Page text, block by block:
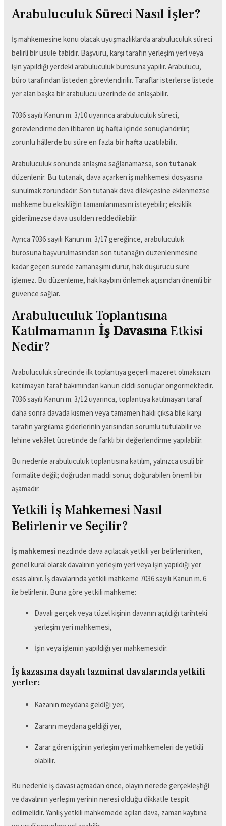
Arabuluculuk Süreci Nasıl İşler?
İş mahkemesine konu olacak uyuşmazlıklarda arabuluculuk süreci
belirli bir usule tabidir. Başvuru, karşı tarafın yerleşim yeri veya
işin yapıldığı yerdeki arabuluculuk bürosuna yapılır. Arabulucu,
büro tarafından listeden görevlendirilir. Taraflar isterlerse listede
yer alan başka bir arabulucu üzerinde de anlaşabilir.
7036 sayılı Kanun m. 3/10 uyarınca arabuluculuk süreci,
görevlendirmeden itibaren üç hafta içinde sonuçlandırılır;
zorunlu hâllerde bu süre en fazla bir hafta uzatılabilir.
Arabuluculuk sonunda anlaşma sağlanamazsa,son tutanak
düzenlenir. Bu tutanak, dava açarken iş mahkemesi dosyasına
sunulmak zorundadır. Son tutanak dava dilekçesine eklenmezse
mahkeme bu eksikliğin tamamlanmasını isteyebilir; eksiklik
giderilmezse dava usulden reddedilebilir.
Ayrıca 7036 sayılı Kanun m. 3/17 gereğince, arabuluculuk
bürosuna başvurulmasından son tutanağın düzenlenmesine
kadar geçen sürede zamanaşımı durur, hak düşürücü süre
işlemez. Bu düzenleme, hak kaybını önlemek açısından önemli bir
güvence sağlar.
Arabuluculuk Toplantısına
Katılmamanın İş DavasınaEtkisi
Nedir?
Arabuluculuk sürecinde ilk toplantıya geçerli mazeret olmaksızın
katılmayan taraf bakımından kanun ciddi sonuçlar öngörmektedir.
7036 sayılı Kanun m. 3/12 uyarınca, toplantıya katılmayan taraf
daha sonra davada kısmen veya tamamen haklı çıksa bile karşı
tarafın yargılama giderlerinin yarısından sorumlu tutulabilir ve
lehine vekâlet ücretinde de farklı bir değerlendirme yapılabilir.
Bu nedenle arabuluculuk toplantısına katılım, yalnızca usuli bir
formalite değil; doğrudan maddi sonuç doğurabilen önemli bir
aşamadır.
Yetkili İş Mahkemesi Nasıl
Belirlenir ve Seçilir?
İş mahkemesi nezdinde dava açılacak yetkili yer belirlenirken,
genel kural olarak davalının yerleşim yeri veya işin yapıldığı yer
esas alınır. İş davalarında yetkili mahkeme 7036 sayılı Kanun m. 6
ile belirlenir. Buna göre yetkili mahkeme:
Davalı gerçek veya tüzel kişinin davanın açıldığı tarihteki
yerleşim yeri mahkemesi,
İşin veya işlemin yapıldığı yer mahkemesidir.
İş kazasına dayalı tazminat davalarında yetkili
yerler:
Kazanın meydana geldiği yer,
Zararın meydana geldiği yer,
Zarar gören işçinin yerleşim yeri mahkemeleri de yetkili
olabilir.
Bu nedenle iş davası açmadan önce, olayın nerede gerçekleştiği
ve davalının yerleşim yerinin neresi olduğu dikkatle tespit
edilmelidir. Yanlış yetkili mahkemede açılan dava, zaman kaybına